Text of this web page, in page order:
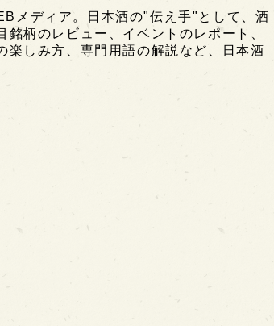
メディア。日本酒の"伝え手"として、酒
柄のレビュー、イベントのレポート、
楽しみ方、専門用語の解説など、日本酒